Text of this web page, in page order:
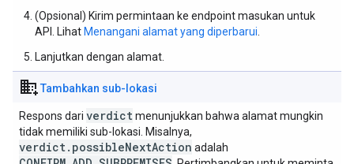
(Opsional) Kirim permintaan ke endpoint masukan untuk
API. Lihat Menangani alamat yang diperbarui
Lanjutkan dengan alamat.
domain_add Tambahkan sub-lokasi
Respons dari verdictmenunjukkan bahwa alamat mungkin
tidak memiliki sub-lokasi. Misalnya,
verdict.possibleNextAction adalah